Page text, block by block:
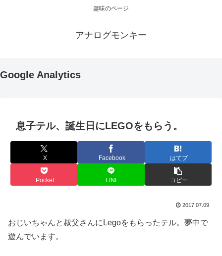
趣味のページ
アナログモンキー
Google Analytics
息子テル、誕生日にLEGOをもらう。
X Facebook はてブ
Pocket LINE コピー
2017.07.09
おじいちゃんと叔父さんにLegoをもらったテル。夢中で
遊んでいます。